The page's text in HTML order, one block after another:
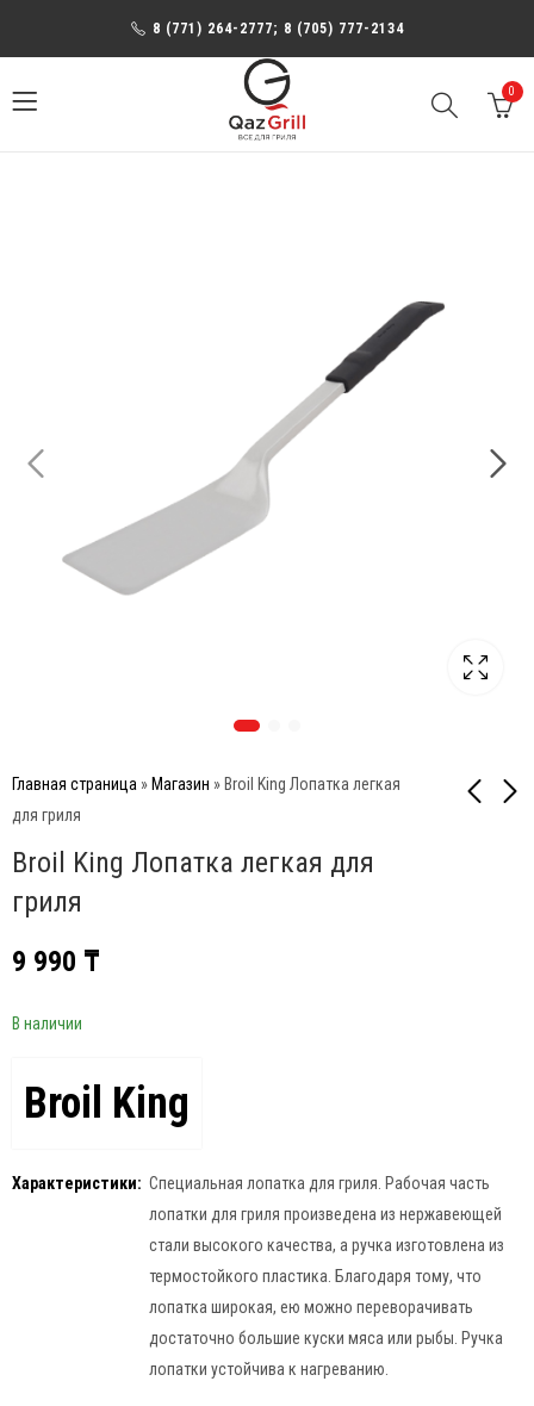
8 (771) 264-2777; 8 (705) 777-2134
0
Главная страница » Магазин » Broil King Лопатка легкая
для гриля
Broil King Лопатка легкая для
гриля
Broil King Щипы
Broil King Набор
9 990 ₸
В наличии
Broil King
Характеристики: Специальная лопатка для гриля. Рабочая часть
лопатки для гриля произведена из нержавеющей
стали высокого качества, а ручка изготовлена из
термостойкого пластика. Благодаря тому, что
лопатка широкая, ею можно переворачивать
достаточно большие куски мяса или рыбы. Ручка
лопатки устойчива к нагреванию.